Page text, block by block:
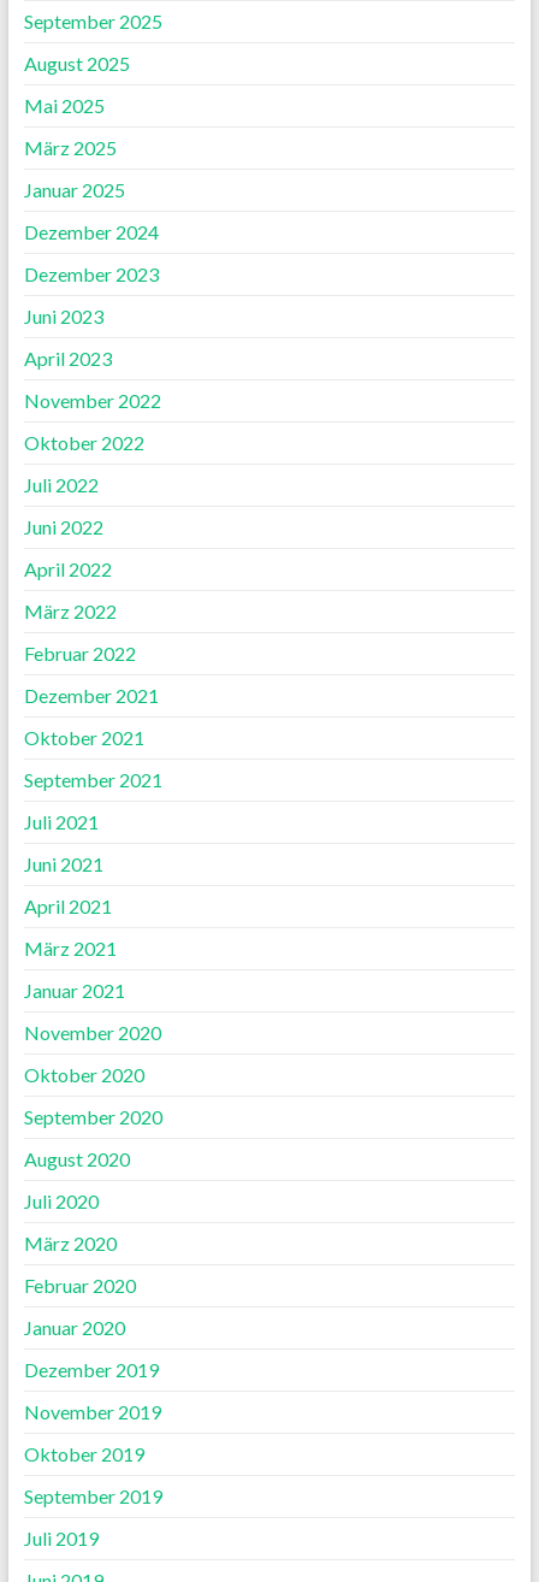
September 2025
August 2025
Mai 2025
März 2025
Januar 2025
Dezember 2024
Dezember 2023
Juni 2023
April 2023
November 2022
Oktober 2022
Juli 2022
Juni 2022
April 2022
März 2022
Februar 2022
Dezember 2021
Oktober 2021
September 2021
Juli 2021
Juni 2021
April 2021
März 2021
Januar 2021
November 2020
Oktober 2020
September 2020
August 2020
Juli 2020
März 2020
Februar 2020
Januar 2020
Dezember 2019
November 2019
Oktober 2019
September 2019
Juli 2019